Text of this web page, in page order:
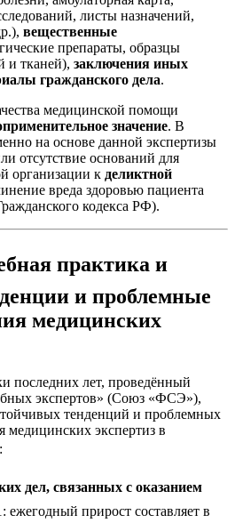
листы назначений,
вещественные
препараты, образцы
и тканей), заключения иных
гражданского дела.
медицинской помощи
значение. В
на основе данной экспертизы
отсутствие оснований для
организации к деликтной
вреда здоровью пациента
кодекса РФ).
практика и
и проблемные
медицинских
последних лет, проведённый
экспертов» (Союз «ФСЭ»),
тенденций и проблемных
медицинских экспертиз в
дел, связанных с оказанием
ежегодный прирост составляет в